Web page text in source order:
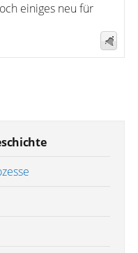
einiges neu für